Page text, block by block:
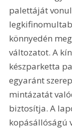
palettáját
könnyedén
változatot. A
készparketta
egyaránt
mintázatát
biztosítja. A
kopásállóságú